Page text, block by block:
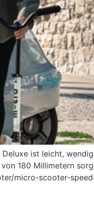
ist leicht,
180 Millimetern
micro-scooter-